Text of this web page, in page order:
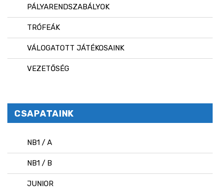
PÁLYARENDSZABÁLYOK
TRÓFEÁK
VÁLOGATOTT JÁTÉKOSAINK
VEZETŐSÉG
CSAPATAINK
NB1 / A
NB1 / B
JUNIOR